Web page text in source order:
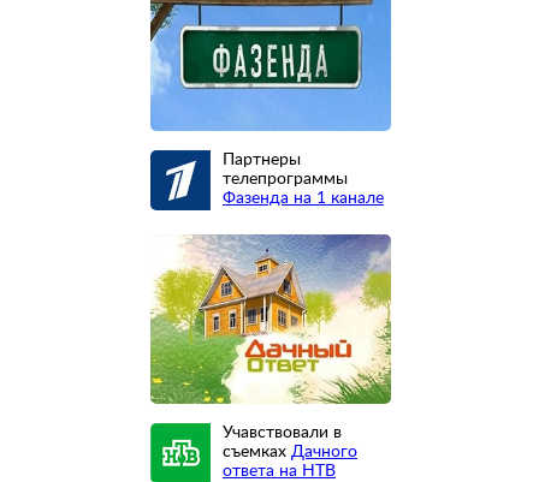
Партнеры
телепрограммы
Фазенда на 1 канале
Учавствовали в
съемках Дачного
ответа на НТВ